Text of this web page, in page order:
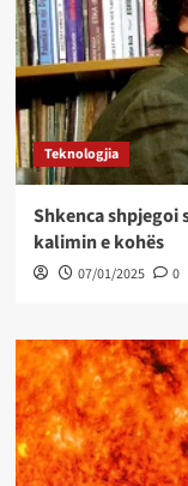
Teknologjia
Shkenca shpjegoi
kalimin e kohës
07/01/2025 0